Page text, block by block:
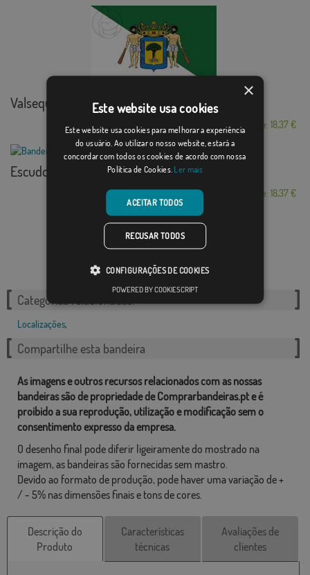
Valsequillo de Gra...
Desde: 18,37 €
Escudo Villafranca...
Desde: 18,37 €
Categorias relacionadas:
Localizações,
Compartilhe esta bandeira
As imagens e outros recursos relacionados com as nossas
bandeiras são de propriedade de Comprarbandeiras.pt e é
proibido a sua reprodução, utilização e modificação sem o
consentimento expresso da empresa.
O desenho final pode diferir ligeiramente do mostrado na
imagem, as bandeiras são fornecidas sem mastro.
Devido ao formato de produção, pode haver uma variação de +
/ - 5% nas dimensões finais e tons de cores.
Descrição do
Produto
Características
técnicas
Avaliações de
clientes
×
Este website usa cookies
Este website usa cookies para melhorar a experiência
do usuário. Ao utilizar o nosso website, estará a
concordar com todos os cookies de acordo com nossa
Política de Cookies. Ler mais
ACEITAR TODOS
RECUSAR TODOS
CONFIGURAÇÕES DE COOKIES
POWERED BY COOKIESCRIPT